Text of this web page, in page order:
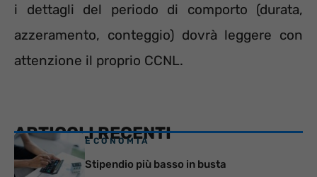
i dettagli del periodo di comporto (durata,
azzeramento, conteggio) dovrà leggere con
attenzione il proprio CCNL.
ARTICOLI RECENTI
ECONOMIA
Stipendio più basso in busta